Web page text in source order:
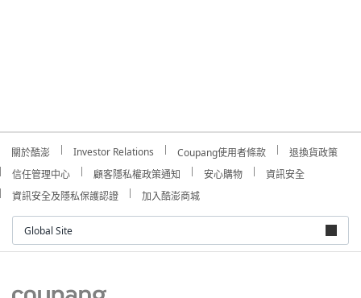
關於酷澎 Investor Relations Coupang使用者條款
退換貨政策
信任管理中心
顧客隱私權政策通知 安心購物
資訊安全
資訊安全及隱私保護認證
加入酷澎商城
Global Site